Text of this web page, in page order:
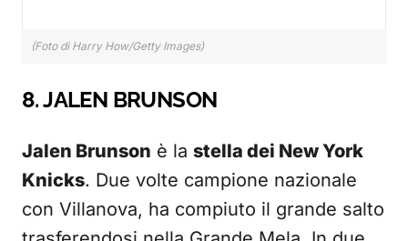
(Foto di Harry How/Getty Images)
8. JALEN BRUNSON
Jalen Brunson è la stella dei New York
Knicks. Due volte campione nazionale
con Villanova, ha compiuto il grande salto